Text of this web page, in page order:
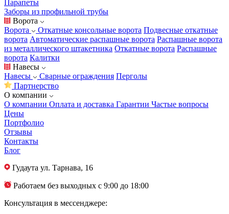
Парапеты
Заборы из профильной трубы
Ворота
Ворота
Откатные консольные ворота Подвесные откатные
ворота Автоматические распашные ворота Распашные ворота
из металлического штакетника Откатные ворота Распашные
ворота Калитки
Навесы
Навесы
Сварные ограждения Перголы
Партнерство
О компании
О компании Оплата и доставка Гарантии Частые вопросы
Цены
Портфолио
Отзывы
Контакты
Блог
Гудаута ул. Тарнава, 16
Работаем без выходных с 9:00 до 18:00
Консультация в мессенджере: